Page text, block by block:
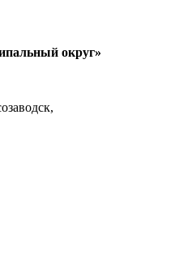
округ»